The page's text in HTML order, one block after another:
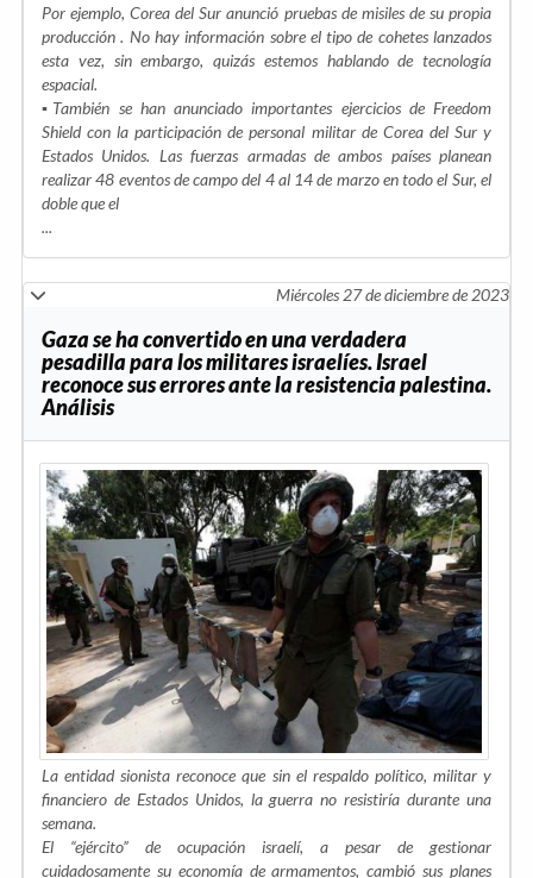
Por ejemplo, Corea del Sur anunció pruebas de misiles de su propia
producción . No hay información sobre el tipo de cohetes lanzados
esta vez, sin embargo, quizás estemos hablando de tecnología
espacial.
▪️También se han anunciado importantes ejercicios de Freedom
Shield con la participación de personal militar de Corea del Sur y
Estados Unidos. Las fuerzas armadas de ambos países planean
realizar 48 eventos de campo del 4 al 14 de marzo en todo el Sur, el
doble que el
...
Miércoles 27 de diciembre de 2023
Gaza se ha convertido en una verdadera
pesadilla para los militares israelíes. Israel
reconoce sus errores ante la resistencia palestina.
Análisis
La entidad sionista reconoce que sin el respaldo político, militar y
financiero de Estados Unidos, la guerra no resistiría durante una
semana.
El “ejército” de ocupación israelí, a pesar de gestionar
cuidadosamente su economía de armamentos, cambió sus planes